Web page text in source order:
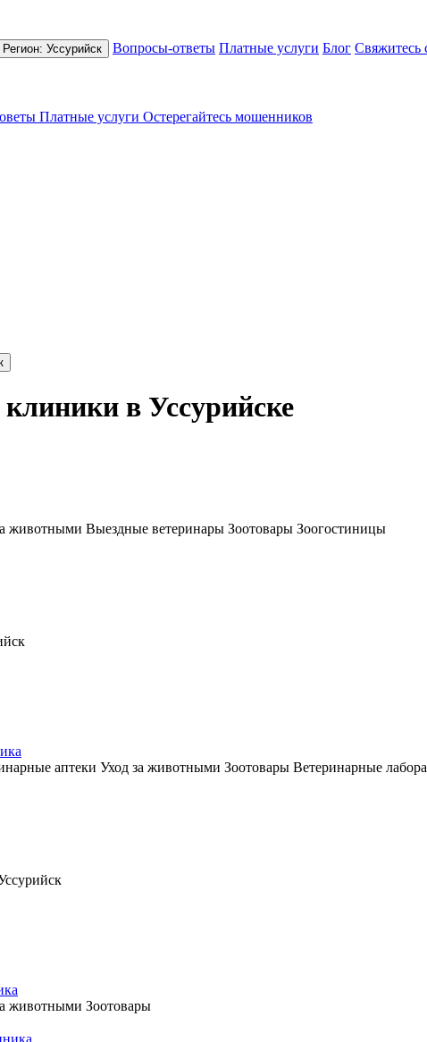
Регион: Уссурийск Вопросы-ответы Платные услуги Блог Свяжитесь
Платные услуги Остерегайтесь мошенников
в Уссурийске
животными Выездные ветеринары Зоотовары Зоогостиницы
аптеки Уход за животными Зоотовары Ветеринарные
животными Зоотовары